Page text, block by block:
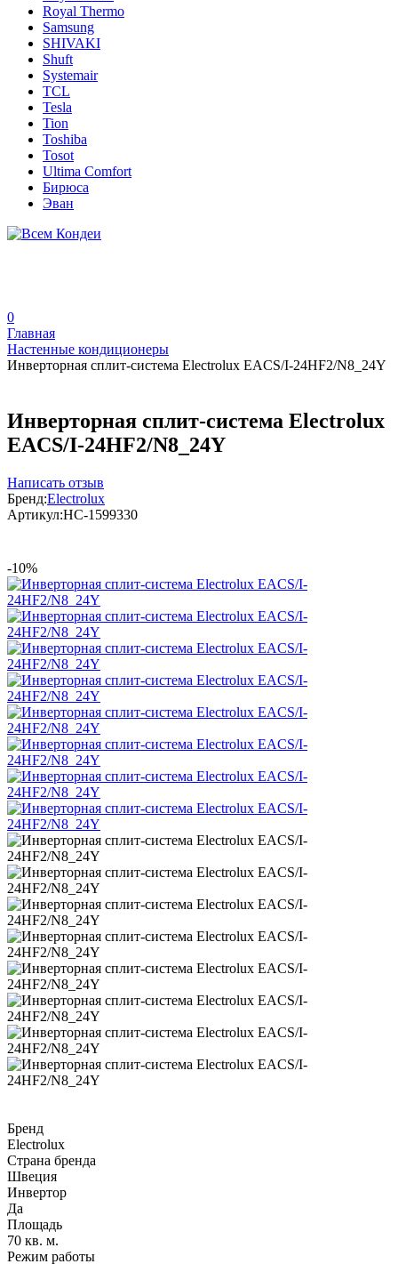
Royal Thermo
Samsung
SHIVAKI
Shuft
Systemair
TCL
Tesla
Tion
Toshiba
Tosot
Ultima Comfort
Бирюса
Эван
0
Главная
Настенные кондиционеры
Инверторная сплит-система Electrolux EACS/I-24HF2/N8_24Y
Инверторная сплит-система Electrolux
EACS/I-24HF2/N8_24Y
Написать отзыв
Бренд:Electrolux
Артикул:НС-1599330
-10%
Бренд
Electrolux
Страна бренда
Швеция
Инвертор
Да
Площадь
70 кв. м.
Режим работы